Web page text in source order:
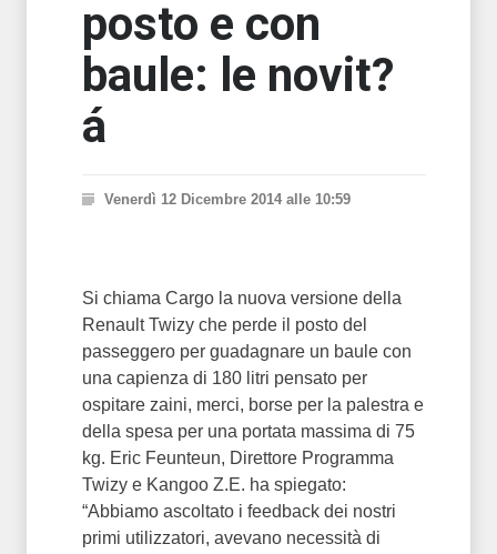
posto e con
baule: le novit?
á
Venerdì 12 Dicembre 2014 alle 10:59
Si chiama Cargo la nuova versione della
Renault Twizy che perde il posto del
passeggero per guadagnare un baule con
una capienza di 180 litri pensato per
ospitare zaini, merci, borse per la palestra e
della spesa per una portata massima di 75
kg. Eric Feunteun, Direttore Programma
Twizy e Kangoo Z.E. ha spiegato:
“Abbiamo ascoltato i feedback dei nostri
primi utilizzatori, avevano necessità di